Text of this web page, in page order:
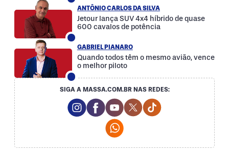
ANTÔNIO CARLOS DA SILVA
Jetour lança SUV 4x4 híbrido de quase
600 cavalos de potência
GABRIEL PIANARO
Quando todos têm o mesmo avião, vence
o melhor piloto
SIGA A MASSA.COM.BR NAS REDES:
Instagram Social Media
Facebook Social Media
Youtube Social Media
Twitter Social Media
Tiktok Social